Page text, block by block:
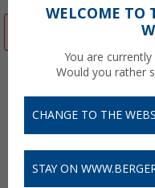
WELCOME TO
You are
Would you rather
CHANGE TO THE
STAY ON